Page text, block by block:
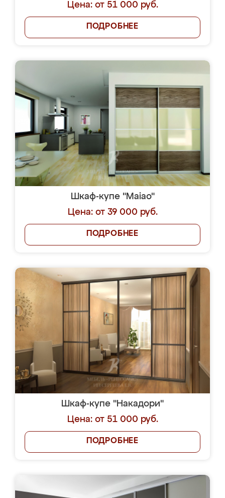
Цена: от 51 000 руб.
ПОДРОБНЕЕ
Шкаф-купе "Maiao"
Цена: от 39 000 руб.
ПОДРОБНЕЕ
Шкаф-купе "Накадори"
Цена: от 51 000 руб.
ПОДРОБНЕЕ